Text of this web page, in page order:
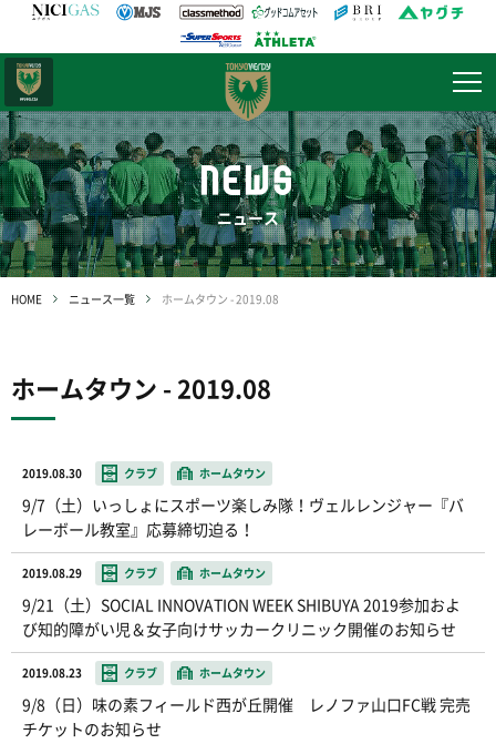
NEWS
ニュース
HOME ニュース一覧 ホームタウン - 2019.08
ホームタウン - 2019.08
2019.08.30 クラブ ホームタウン
9/7（土）いっしょにスポーツ楽しみ隊！ヴェルレンジャー『バ
レーボール教室』応募締切迫る！
2019.08.29 クラブ ホームタウン
9/21（土）SOCIAL INNOVATION WEEK SHIBUYA 2019参加およ
び知的障がい児＆女子向けサッカークリニック開催のお知らせ
2019.08.23 クラブ ホームタウン
9/8（日）味の素フィールド西が丘開催 レノファ山口FC戦 完売
チケットのお知らせ